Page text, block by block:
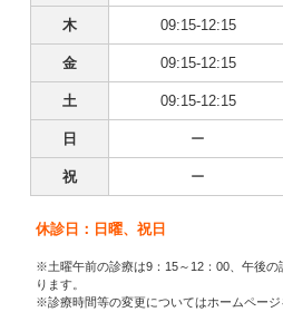
木 09:15-12:15
金 09:15-12:15
土 09:15-12:15
日 ー
祝 ー
休診日：日曜、祝日
※土曜午前の診療は9：15～12：00、午後の
ります。
※診療時間等の変更についてはホームペー